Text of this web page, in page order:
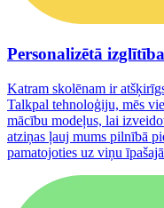
Personalizētā izglītība
Katram skolēnam ir
Talkpal tehnoloģiju, mēs
mācību modeļus, lai
atziņas ļauj mums pilnībā
pamatojoties uz viņu